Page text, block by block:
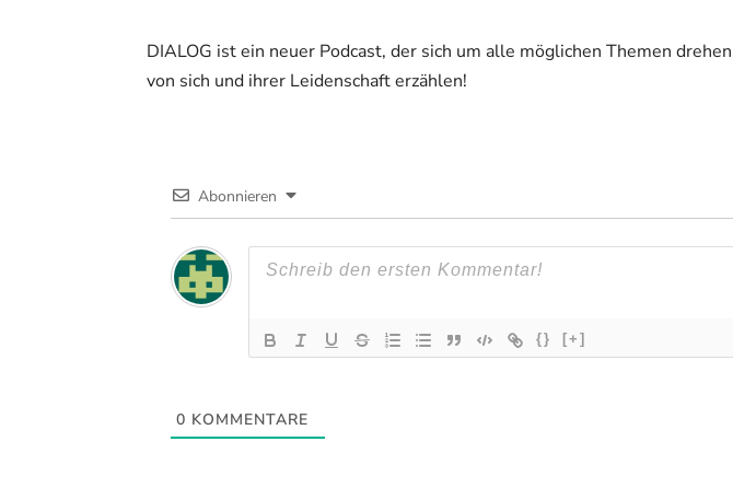
DIALOG ist ein neuer Podcast, der sich um alle möglichen Themen
von sich und ihrer Leidenschaft erzählen!
Abonnieren
{} [+]
0 KOMMENTARE